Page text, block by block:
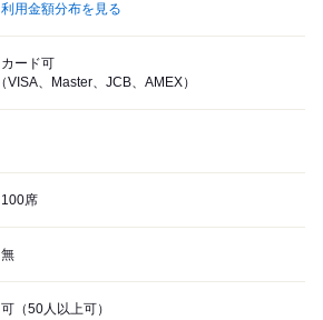
利用金額分布を見る
カード可
（VISA、Master、JCB、AMEX）
100席
無
可（50人以上可）